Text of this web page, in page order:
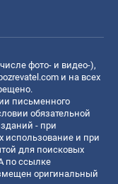
фото- и видео-),
и на всех
письменного
обязательной
- при
использование и при
для поисковых
по ссылке
оригинальный